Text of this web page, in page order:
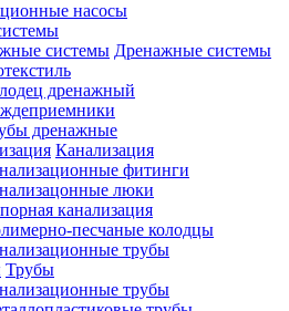
насосы
Дренажные системы
дренажный
дренажные
Канализация
фитинги
люки
канализация
песчаные колодцы
трубы
Трубы
трубы